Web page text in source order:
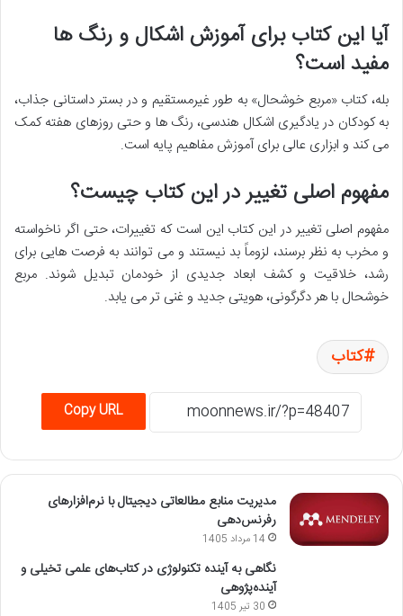
آیا این کتاب برای آموزش اشکال و رنگ ها
مفید است؟
بله، کتاب «مربع خوشحال» به طور غیرمستقیم و در بستر داستانی جذاب،
به کودکان در یادگیری اشکال هندسی، رنگ ها و حتی روزهای هفته کمک
می کند و ابزاری عالی برای آموزش مفاهیم پایه است.
مفهوم اصلی تغییر در این کتاب چیست؟
مفهوم اصلی تغییر در این کتاب این است که تغییرات، حتی اگر ناخواسته
و مخرب به نظر برسند، لزوماً بد نیستند و می توانند به فرصت هایی برای
رشد، خلاقیت و کشف ابعاد جدیدی از خودمان تبدیل شوند. مربع
خوشحال با هر دگرگونی، هویتی جدید و غنی تر می یابد.
کتاب
Copy URL
مدیریت منابع مطالعاتی دیجیتال با نرم‌افزارهای
رفرنس‌دهی
14 مرداد 1405
نگاهی به آینده تکنولوژی در کتاب‌های علمی تخیلی و
آینده‌پژوهی
30 تیر 1405